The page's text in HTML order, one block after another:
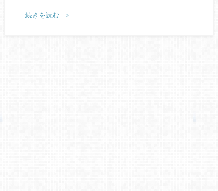
続きを読む